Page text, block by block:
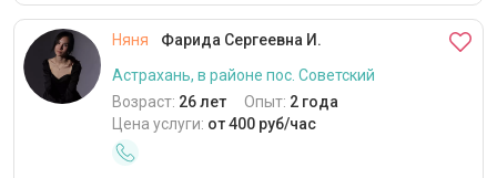
Няня
Фарида Сергеевна И.
Астрахань, в районе пос. Советский
Возраст: 26 лет Опыт: 2 года
Цена услуги: от 400 руб/час